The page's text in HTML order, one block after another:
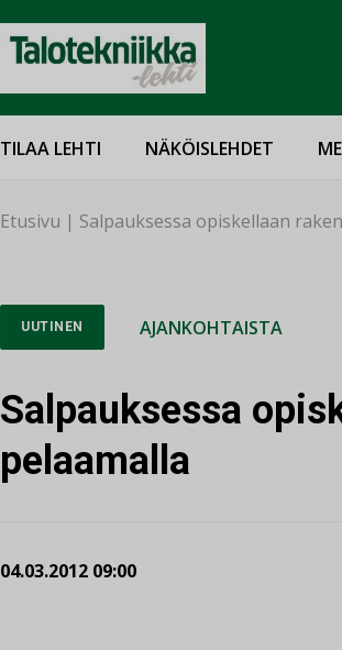
TILAA LEHTI NÄKÖISLEHDET
Etusivu | Salpauksessa opiskellaan
UUTINEN AJANKOHTAISTA
Salpauksessa
pelaamalla
04.03.2012 09:00